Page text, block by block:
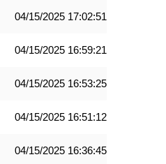
04/15/2025 17:02:51
04/15/2025 16:59:21
04/15/2025 16:53:25
04/15/2025 16:51:12
04/15/2025 16:36:45